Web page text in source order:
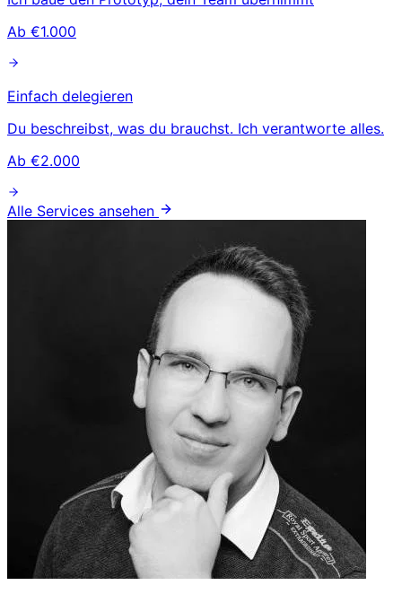
Ab €1.000
Einfach delegieren
Du beschreibst, was du brauchst. Ich verantworte alles.
Ab €2.000
Alle Services ansehen